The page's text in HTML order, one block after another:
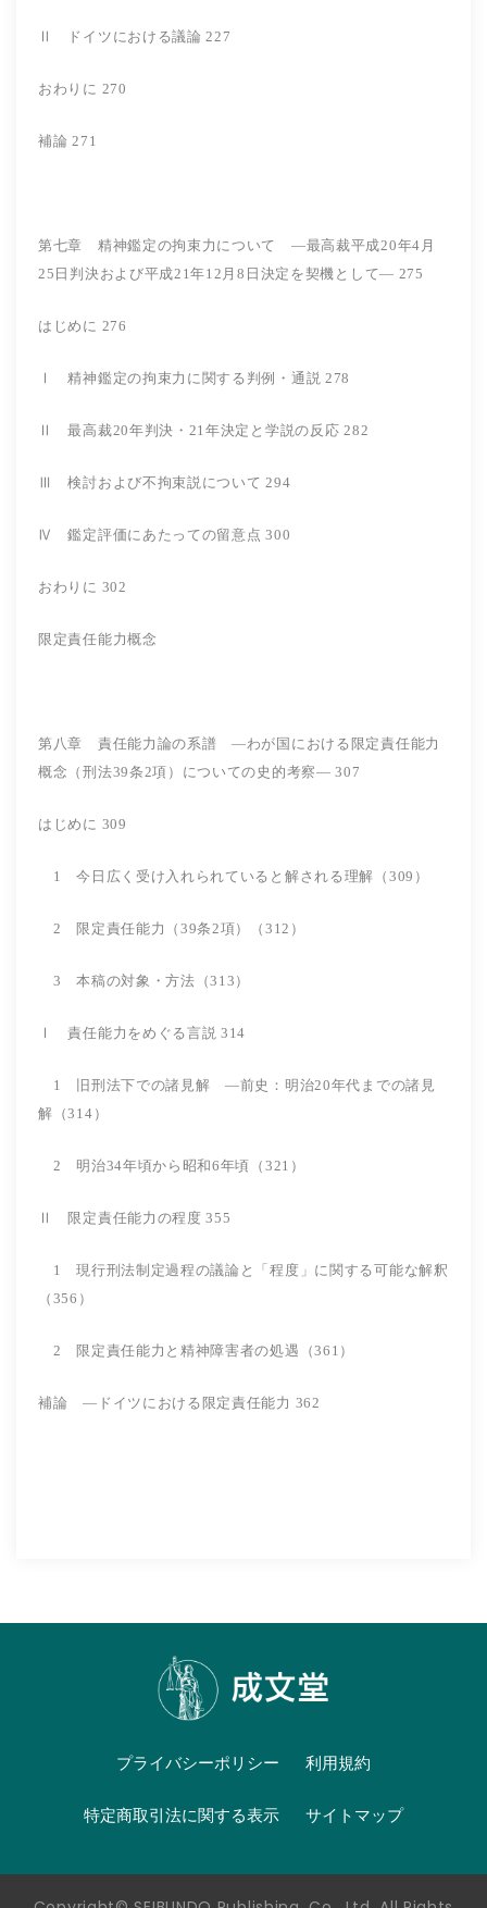
Ⅱ ドイツにおける議論 227
おわりに 270
補論 271
第七章 精神鑑定の拘束力について ―最高裁平成20年4月
25日判決および平成21年12月8日決定を契機として― 275
はじめに 276
Ⅰ 精神鑑定の拘束力に関する判例・通説 278
Ⅱ 最高裁20年判決・21年決定と学説の反応 282
Ⅲ 検討および不拘束説について 294
Ⅳ 鑑定評価にあたっての留意点 300
おわりに 302
限定責任能力概念
第八章 責任能力論の系譜 ―わが国における限定責任能力
概念（刑法39条2項）についての史的考察― 307
はじめに 309
1 今日広く受け入れられていると解される理解（309）
2 限定責任能力（39条2項）（312）
3 本稿の対象・方法（313）
Ⅰ 責任能力をめぐる言説 314
1 旧刑法下での諸見解 ―前史：明治20年代までの諸見
解（314）
2 明治34年頃から昭和6年頃（321）
Ⅱ 限定責任能力の程度 355
1 現行刑法制定過程の議論と「程度」に関する可能な解釈
（356）
2 限定責任能力と精神障害者の処遇（361）
補論 ―ドイツにおける限定責任能力 362
プライバシーポリシー 利用規約
特定商取引法に関する表示 サイトマップ